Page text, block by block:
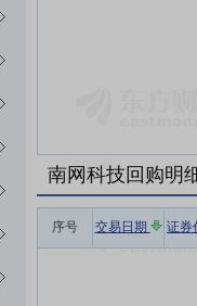
南网科技回购明
序号 交易日期 证券